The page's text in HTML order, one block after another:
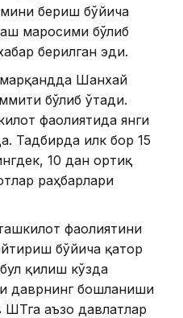
бериш бўйича
маросими бўлиб
берилган эди.
Шанхай
бўлиб ўтади.
фаолиятида янги
Тадбирда илк бор 15
10 дан ортиқ
раҳбарлари
фаолиятини
бўйича қатор
қилиш кўзда
даврнинг бошланиши
аъзо давлатлар